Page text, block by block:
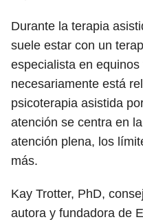
Durante la terapia
suele estar con un
especialista en
necesariamente está
psicoterapia asistida
atención se centra en
atención plena, los
más.
Kay Trotter, PhD,
autora y fundadora de